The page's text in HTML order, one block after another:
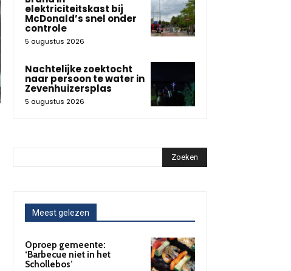
elektriciteitskast bij
McDonald’s snel onder
controle
5 augustus 2026
Nachtelijke zoektocht
naar persoon te water in
Zevenhuizersplas
5 augustus 2026
Zoeken
Meest gelezen
Oproep gemeente:
‘Barbecue niet in het
Schollebos’